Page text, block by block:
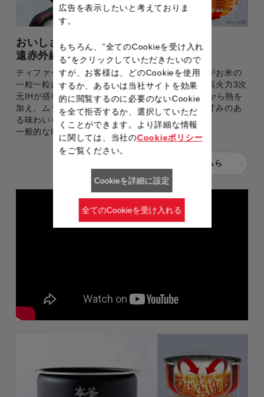
おいしさの秘密①
遠赤外線×高火力3次元IH
ティファール独自のふたから放出される遠赤外線がお米の
一粒一粒に直接熱を届けます。本体には、新たに高火力3次
元IHが搭載され、IH層が交互に働くことで全方位から熱を
加え、ムラなく均一に炊き上げ、さらにふっくら甘みのあ
る味わいを実現。
一般的なIH炊飯器や圧力IH炊飯器との違いとは？
詳しくはこちら
広告を表示したいと考えておりま
す。
もちろん、”全てのCookieを受け入れ
る”をクリックしていただきたいので
すが、お客様は、どのCookieを使用
するか、あるいは当社サイトを効果
的に閲覧するのに必要のないCookie
を全て拒否するか、選択していただ
くことができます。より詳細な情報
に関しては、当社のCookieポリシー
をご覧ください。
Cookieを詳細に設定
全てのCookieを受け入れる